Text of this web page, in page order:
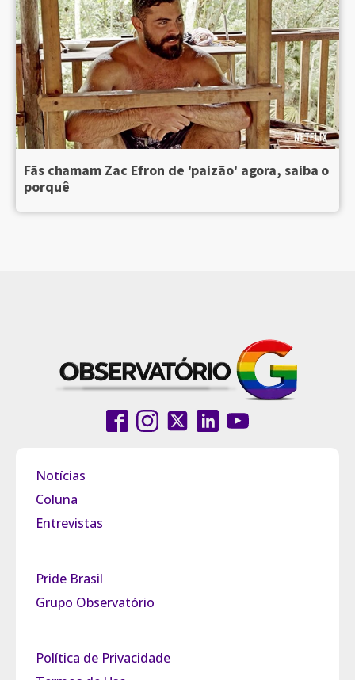
Fãs chamam Zac Efron de 'paizão' agora, saiba o
porquê
Notícias
Coluna
Entrevistas
Pride Brasil
Grupo Observatório
Política de Privacidade